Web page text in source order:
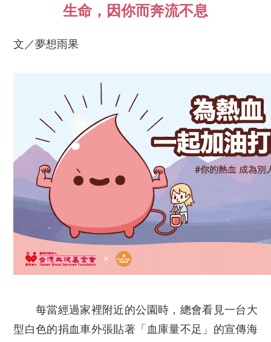
生命，因你而奔流不息
文／夢想雨果
每當經過家裡附近的公園時，總會看見一台大
型白色的捐血車外張貼著「血庫量不足」的宣傳海